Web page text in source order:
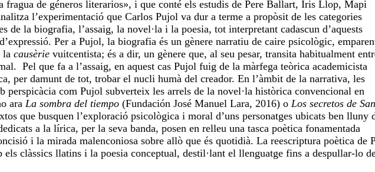
de géneros literarios», i que conté els estudis de Pere Ballart, Iris Llop, Mapi
l’experimentació que Carlos Pujol va dur a terme a propòsit de les categories
de la biografia, l’assaig, la novel·la i la poesia, tot interpretant cadascun d’aquests
Per a Pujol, la biografia és un gènere narratiu de caire psicològic,
la causèrie vuitcentista; és a dir, un gènere que, al seu pesar, transita habitualment
Pel que fa a l’assaig, en aquest cas Pujol fuig de la màrfega teòrica academicista
per damunt de tot, trobar el nucli humà del creador. En l’àmbit de la narrativa, les
perspicàcia com Pujol subverteix les arrels de la novel·la històrica convencional en
ara La sombra del tiempo (Fundación José Manuel Lara, 2016) o Los secretos de San
que busquen l’exploració psicològica i moral d’uns personatges ubicats ben lluny
a la lírica, per la seva banda, posen en relleu una tasca poètica fonamentada
i la mirada malenconiosa sobre allò que és quotidià. La reescriptura poètica de
els clàssics llatins i la poesia conceptual, destil·lant el llenguatge fins a despullar-lo